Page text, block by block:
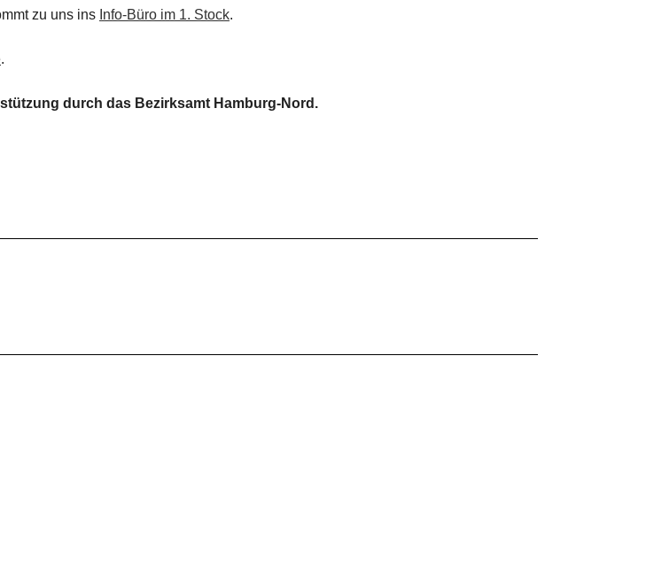
zu uns ins Info-Büro im 1. Stock.
.
durch das Bezirksamt Hamburg-Nord.